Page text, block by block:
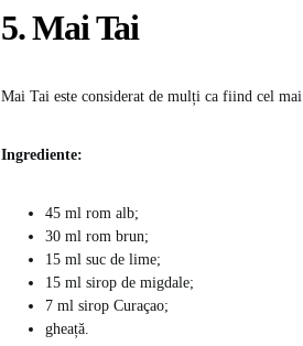
5. Mai Tai
Mai Tai este considerat de mulți ca fiind cel
Ingrediente:
45 ml rom alb;
30 ml rom brun;
15 ml suc de lime;
15 ml sirop de migdale;
7 ml sirop Curaçao;
gheață.